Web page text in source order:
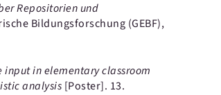
Repositorien und
Bildungsforschung (GEBF),
input in elementary classroom
analysis [Poster]. 13.